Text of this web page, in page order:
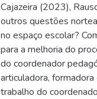
Cajazeira (2023),
outros questões
no espaço escolar?
para a melhoria do
do coordenador
articuladora,
trabalho do